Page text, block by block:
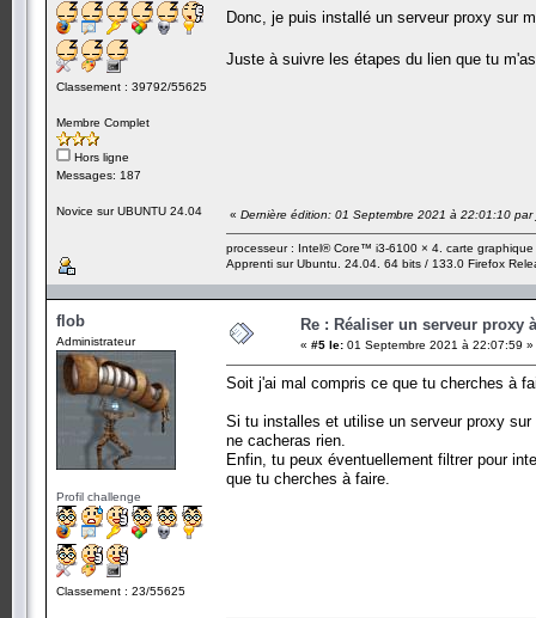
Classement : 39792/55625
Membre Complet
Hors ligne
Messages: 187
Novice sur UBUNTU 24.04
Donc, je puis installé un serveur proxy sur
Juste à suivre les étapes du lien que tu
« Dernière édition: 01 Septembre 2021 à 22:01:10 par
processeur : Intel® Core™ i3-6100 × 4. carte
Apprenti sur Ubuntu. 24.04. 64 bits / 133.0 Firefox
flob
Administrateur
Profil challenge
Classement : 23/55625
Re : Réaliser un serveur proxy
« #5 le: 01 Septembre 2021 à 22:07:59 »
Soit j'ai mal compris ce que tu cherches à
Si tu installes et utilise un serveur proxy
ne cacheras rien.
Enfin, tu peux éventuellement filtrer pour
que tu cherches à faire.